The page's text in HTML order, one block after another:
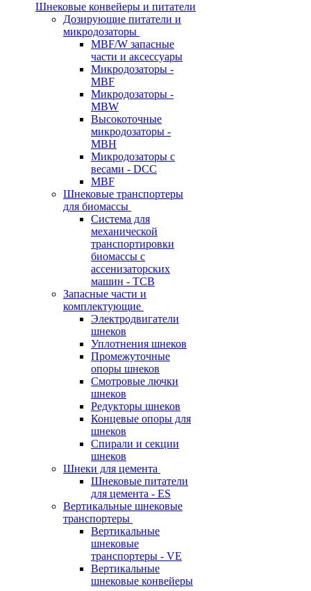
Шнековые конвейеры и питатели
Дозирующие питатели и
микродозаторы
MBF/W запасные
части и аксессуары
Микродозаторы -
MBF
Микродозаторы -
MBW
Высокоточные
микродозаторы -
MBH
Микродозаторы с
весами - DCC
MBF
Шнековые транспортеры
для биомассы
Система для
механической
транспортировки
биомассы с
ассенизаторских
машин - TCB
Запасные части и
комплектующие
Электродвигатели
шнеков
Уплотнения шнеков
Промежуточные
опоры шнеков
Смотровые лючки
шнеков
Редукторы шнеков
Концевые опоры для
шнеков
Спирали и секции
шнеков
Шнеки для цемента
Шнековые питатели
для цемента - ES
Вертикальные шнековые
транспортеры
Вертикальные
шнековые
транспортеры - VE
Вертикальные
шнековые конвейеры